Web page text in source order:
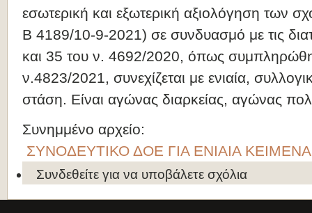
εσωτερική και εξωτερική αξιολόγηση των
Β 4189/10-9-2021) σε συνδυασμό με τις
και 35 του ν. 4692/2020, όπως
ν.4823/2021, συνεχίζεται με ενιαία,
στάση. Είναι αγώνας διαρκείας, αγώνας
Συνημμένο αρχείο:
ΣΥΝΟΔΕΥΤΙΚΟ ΔΟΕ ΓΙΑ ΕΝΙΑΙΑ ΚΕΙΜΕΝΑ
Συνδεθείτε για να υποβάλετε σχόλια